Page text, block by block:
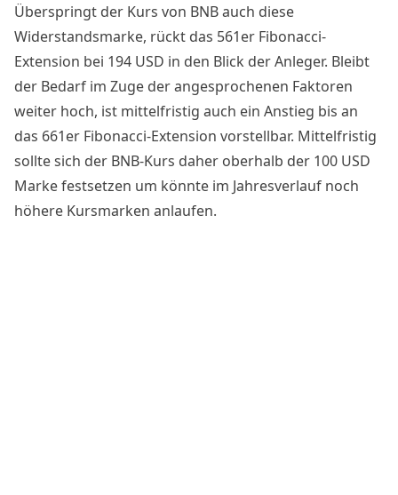
Überspringt der Kurs von BNB auch diese
Widerstandsmarke, rückt das 561er Fibonacci-
Extension bei 194 USD in den Blick der Anleger. Bleibt
der Bedarf im Zuge der angesprochenen Faktoren
weiter hoch, ist mittelfristig auch ein Anstieg bis an
das 661er Fibonacci-Extension vorstellbar. Mittelfristig
sollte sich der BNB-Kurs daher oberhalb der 100 USD
Marke festsetzen um könnte im Jahresverlauf noch
höhere Kursmarken anlaufen.